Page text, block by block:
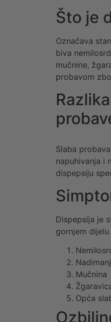
Što je
Označava
biva
mučnine,
probavom
Slaba
napuhivanja i
dispepsiju
Dispepsija je
gornjem dijelu
Mučnina
Opća